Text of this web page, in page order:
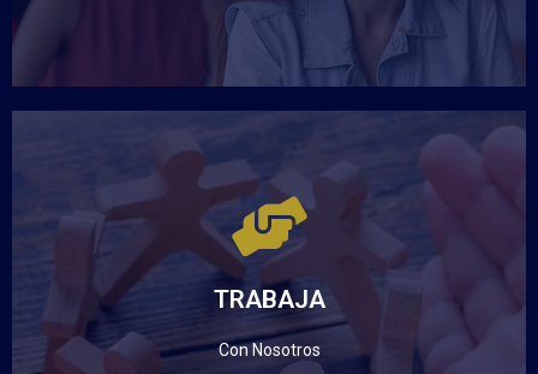
TRABAJA
Con Nosotros
TRABAJA
EN UNIANDES
Haz clic aquí